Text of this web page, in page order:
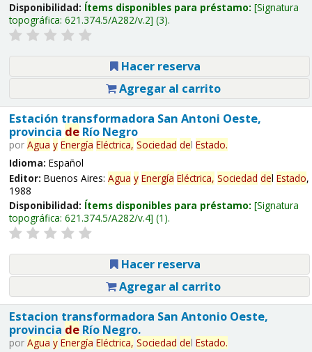
Disponibilidad: Ítems disponibles para préstamo: Signatura
topográfica: 621.374.5/A282/v.2 (3).
Hacer reserva
Agregar al carrito
Estación transformadora San Antoni Oeste,
provincia deRío Negro
por Agua y Energía Eléctrica, Sociedad del Estado.
Idioma: Español
Editor: Buenos Aires: Agua y Energía Eléctrica, Sociedad del Estado,
1988
Disponibilidad: Ítems disponibles para préstamo: Signatura
topográfica: 621.374.5/A282/v.4 (1).
Hacer reserva
Agregar al carrito
Estacion transformadora San Antonio Oeste,
provincia deRío Negro.
por Agua y Energía Eléctrica, Sociedad del Estado.